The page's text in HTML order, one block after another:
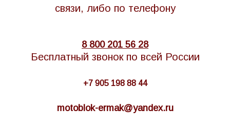
связи, либо по телефону
8 800 201 56 28
Бесплатный звонок по всей России
+7 905 198 88 44
motoblok-ermak@yandex.ru